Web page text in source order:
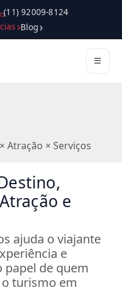
( 1 1 ) 9 2 0 0 9 - 8 1 2 4
Blog
Atração × Serviços
e
ajuda o viajante
e
de quem
turismo em